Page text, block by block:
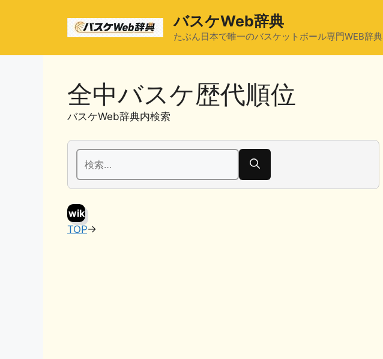
バスケWeb辞典
たぶん日本で唯一のバスケットボール専門WEB辞典
全中バスケ歴代順位
バスケWeb辞典内検索
検
索:
wik
i
TOP→